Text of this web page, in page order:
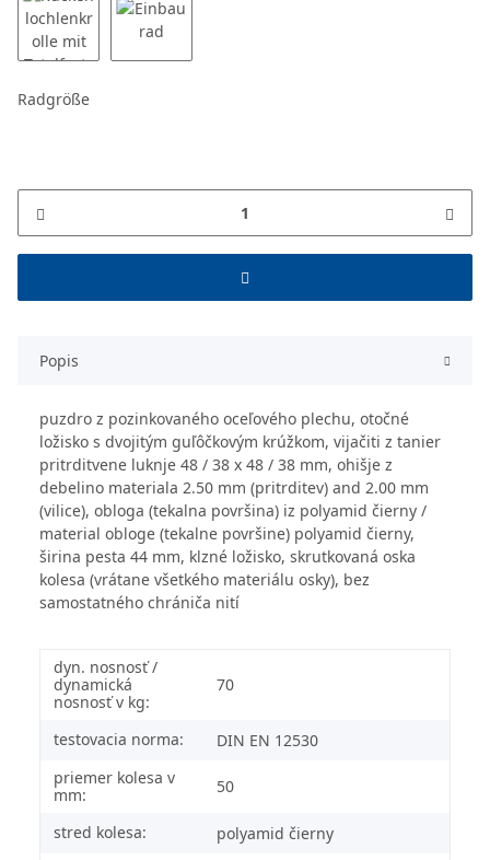
Radgröße
Popis
puzdro z pozinkovaného oceľového plechu, otočné
ložisko s dvojitým guľôčkovým krúžkom, vijačiti z tanier
pritrditvene luknje 48 / 38 x 48 / 38 mm, ohišje z
debelino materiala 2.50 mm (pritrditev) and 2.00 mm
(vilice), obloga (tekalna površina) iz polyamid čierny /
material obloge (tekalne površine) polyamid čierny,
širina pesta 44 mm, klzné ložisko, skrutkovaná oska
kolesa (vrátane všetkého materiálu osky), bez
samostatného chrániča nití
dyn. nosnosť /
dynamická
nosnosť v kg:
70
testovacia norma:
DIN EN 12530
priemer kolesa v
mm:
50
stred kolesa:
polyamid čierny